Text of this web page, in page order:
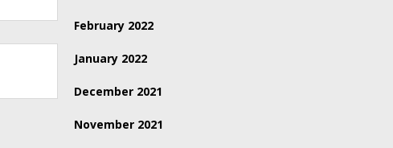
February 2022
January 2022
December 2021
November 2021